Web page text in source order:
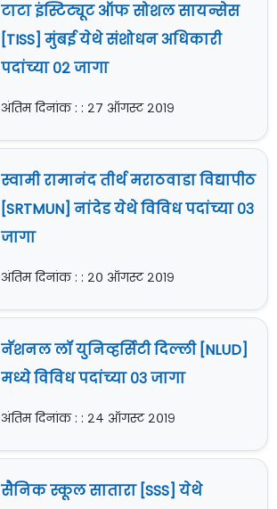
टाटा इंस्टिट्यूट ऑफ सोशल सायन्सेस
[TISS] मुंबई येथे संशोधन अधिकारी
पदांच्या ०२ जागा
अंतिम दिनांक : : २७ ऑगस्ट २०१९
स्वामी रामानंद तीर्थ मराठवाडा विद्यापीठ
[SRTMUN] नांदेड येथे विविध पदांच्या ०३
जागा
अंतिम दिनांक : : २० ऑगस्ट २०१९
नॅशनल लॉ युनिव्हर्सिटी दिल्ली [NLUD]
मध्ये विविध पदांच्या ०३ जागा
अंतिम दिनांक : : २४ ऑगस्ट २०१९
सैनिक स्कूल सातारा [SSS] येथे